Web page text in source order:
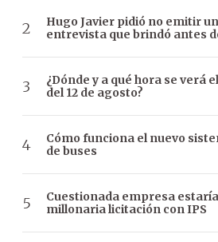
Hugo Javier pidió no emitir
entrevista que brindó antes
¿Dónde y a qué hora se verá
del 12 de agosto?
Cómo funciona el nuevo
de buses
Cuestionada empresa
millonaria licitación con IPS